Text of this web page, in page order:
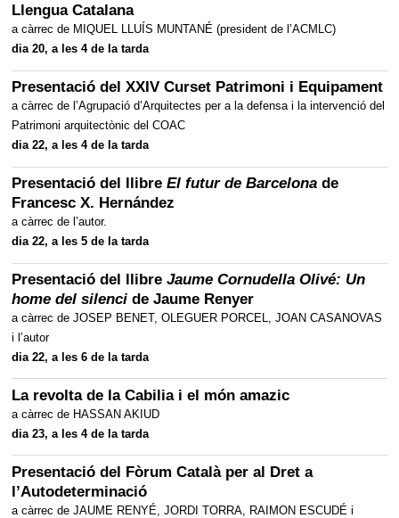
Llengua Catalana
a càrrec de MIQUEL LLUÍS MUNTANÉ (president de l’ACMLC)
dia 20, a les 4 de la tarda
Presentació del XXIV Curset Patrimoni i Equipament
a càrrec de l’Agrupació d’Arquitectes per a la defensa i la intervenció del
Patrimoni arquitectònic del COAC
dia 22, a les 4 de la tarda
Presentació del llibre El futur de Barcelona de
Francesc X. Hernández
a càrrec de l’autor.
dia 22, a les 5 de la tarda
Presentació del llibre Jaume Cornudella Olivé: Un
home del silencide Jaume Renyer
a càrrec de JOSEP BENET, OLEGUER PORCEL, JOAN CASANOVAS
i l’autor
dia 22, a les 6 de la tarda
La revolta de la Cabilia i el món amazic
a càrrec de HASSAN AKIUD
dia 23, a les 4 de la tarda
Presentació del Fòrum Català per al Dret a
l’Autodeterminació
a càrrec de JAUME RENYÉ, JORDI TORRA, RAIMON ESCUDÉ i